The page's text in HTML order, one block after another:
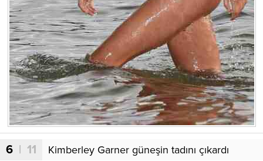
6 | 11 Kimberley Garner güneşin tadını çıkardı